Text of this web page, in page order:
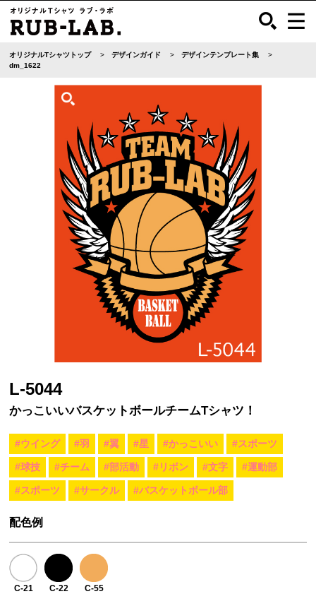
オリジナルTシャツトップ デザインガイド
デザインテンプレート集
dm_1622
L-5044
かっこいいバスケットボールチームTシャツ！
#ウイング #羽 #翼 #星 #かっこいい #スポーツ
#球技 #チーム #部活動 #リボン #文字 #運動部
#スポーツ #サークル #バスケットボール部
配色例
C-21 C-22 C-55